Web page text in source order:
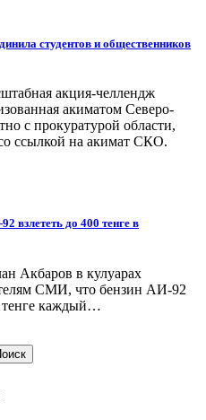
студентов и общественников
акция-челлендж
акиматом Северо-
с прокуратурой области,
ссылкой на акимат СКО.
взлететь до 400 тенге в
Акбаров в кулуарах
СМИ, что бензин АИ-92
тенге каждый…